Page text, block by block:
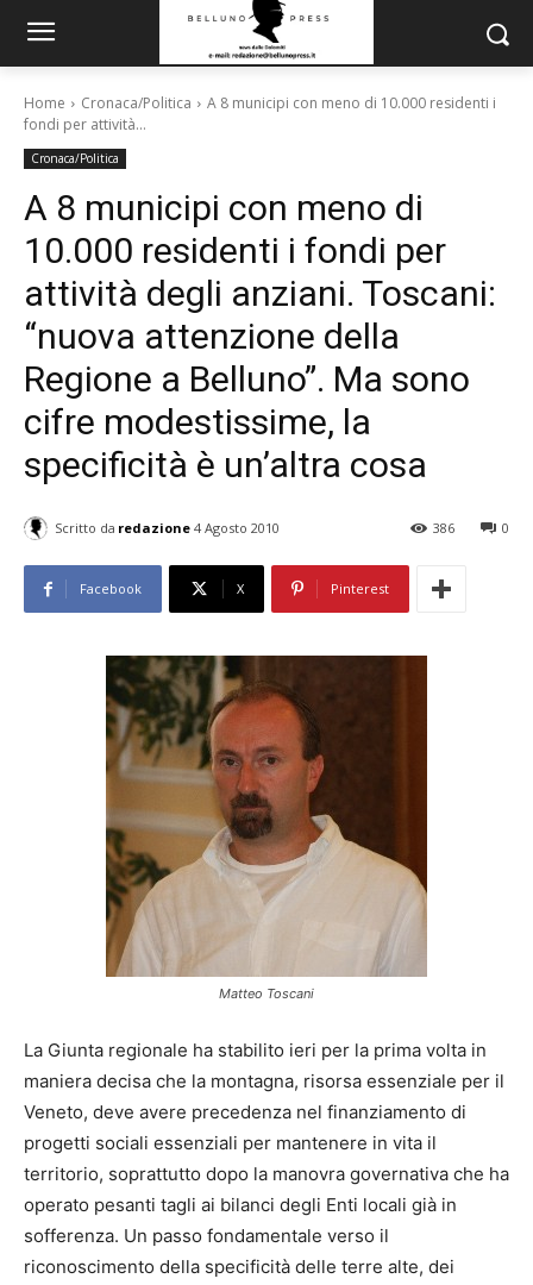
Home Cronaca/Politica
A 8 municipi con meno di 10.000 residenti i
fondi per attività...
Cronaca/Politica
A 8 municipi con meno di
10.000 residenti i fondi per
attività degli anziani. Toscani:
“nuova attenzione della
Regione a Belluno”. Ma sono
cifre modestissime, la
specificità è un’altra cosa
Scritto da redazione 4 Agosto 2010 0
386
Facebook X Pinterest
Matteo Toscani
La Giunta regionale ha stabilito ieri per la prima volta in
maniera decisa che la montagna, risorsa essenziale per il
Veneto, deve avere precedenza nel finanziamento di
progetti sociali essenziali per mantenere in vita il
territorio, soprattutto dopo la manovra governativa che ha
operato pesanti tagli ai bilanci degli Enti locali già in
sofferenza. Un passo fondamentale verso il
riconoscimento della specificità delle terre alte, dei